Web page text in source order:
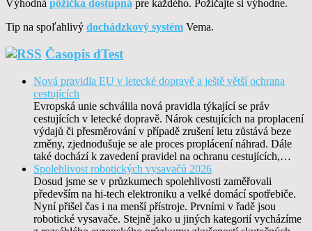
Výhodná pôžička dostupná pre každého. Požičajte si výhodne.
Tip na spoľahlivý dochádzkový systém Vema.
Časopis dTest
Nová pravidla EU v letecké dopravě a ještě větší ochrana
cestujících
Evropská unie schválila nová pravidla týkající se práv
cestujících v letecké dopravě. Nárok cestujících na proplacení
výdajů či přesměrování v případě zrušení letu zůstává beze
změny, zjednodušuje se ale proces proplácení náhrad. Dále
také dochází k zavedení pravidel na ochranu cestujících,…
Spolehlivost robotických vysavačů 2026
Dosud jsme se v průzkumech spolehlivosti zaměřovali
především na hi-tech elektroniku a velké domácí spotřebiče.
Nyní přišel čas i na menší přístroje. Prvními v řadě jsou
robotické vysavače. Stejně jako u jiných kategorií vycházíme